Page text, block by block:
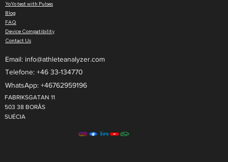
YoYo test with Pulses
Blog
FAQ
Device Compatibility
Contact Us
Email: info@athleteanalyzer.com
Telefone: +46 33-134770​
WhatsApp: +46762959196
FABRIKSGATAN 11
503 38 BORÅS
SUÉCIA